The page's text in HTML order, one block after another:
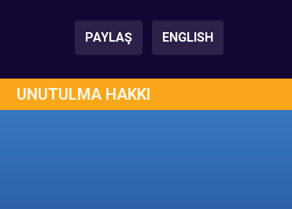
PAYLAŞ ENGLISH
UNUTULMA HAKKI